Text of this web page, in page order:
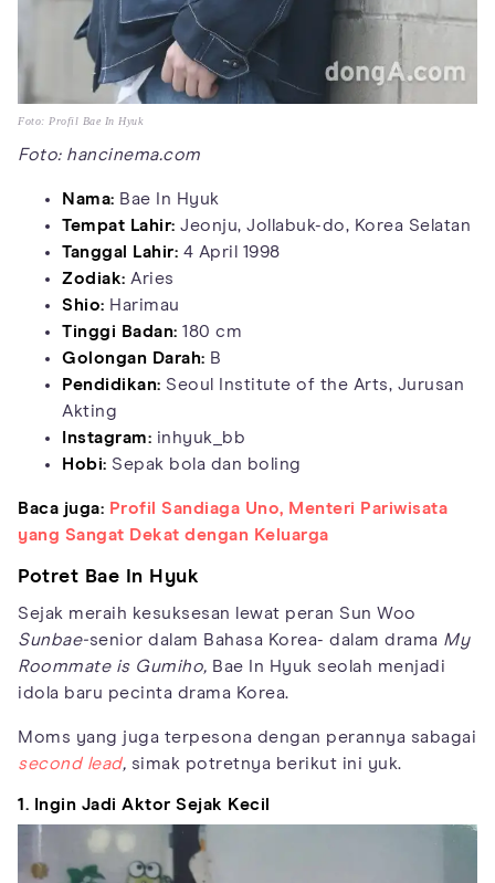
Foto: Profil Bae In Hyuk
Foto: hancinema.com
Nama: Bae In Hyuk
Tempat Lahir: Jeonju, Jollabuk-do, Korea Selatan
Tanggal Lahir: 4 April 1998
Zodiak: Aries
Shio: Harimau
Tinggi Badan: 180 cm
Golongan Darah: B
Pendidikan: Seoul Institute of the Arts, Jurusan
Akting
Instagram: inhyuk_bb
Hobi: Sepak bola dan boling
Baca juga: Profil Sandiaga Uno, Menteri Pariwisata
yang Sangat Dekat dengan Keluarga
Potret Bae In Hyuk
Sejak meraih kesuksesan lewat peran Sun Woo
Sunbae-senior dalam Bahasa Korea- dalam drama My
Roommate is Gumiho, Bae In Hyuk seolah menjadi
idola baru pecinta drama Korea.
Moms yang juga terpesona dengan perannya sabagai
second lead, simak potretnya berikut ini yuk.
1. Ingin Jadi Aktor Sejak Kecil